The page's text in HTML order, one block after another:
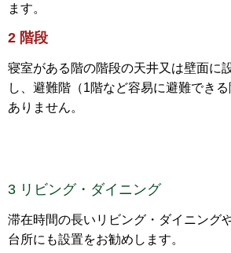
ます。
2 階段
寝室がある階の階段の天井又は壁面に
し、避難階（1階など容易に避難でき
ありません。
3 リビング・ダイニング
滞在時間の長いリビング・ダイニング
台所にも設置をお勧めします。